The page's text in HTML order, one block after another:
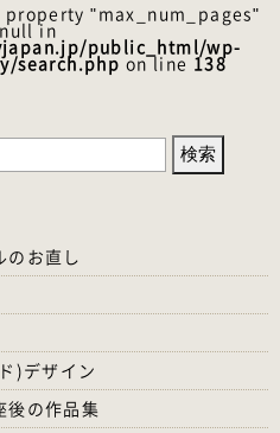
"max_num_pages"
in
public_html/wp-
search.php on line 138
お直し
)デザイン
の作品集